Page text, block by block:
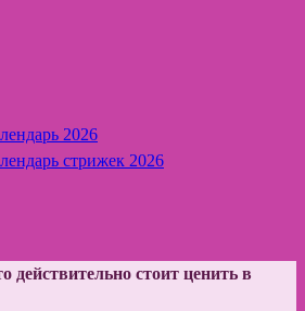
2026
стрижек 2026
действительно стоит ценить в